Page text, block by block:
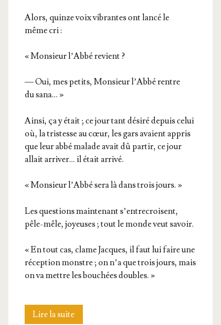
Alors, quinze voix vibrantes ont lan­cé le
même cri :
« Mon­sieur l’Ab­bé revient ?
— Oui, mes petits, Mon­sieur l’Ab­bé rentre
du sana… »
Ain­si, ça y était ; ce jour tant dési­ré depuis celui
où, la tris­tesse au cœur, les gars avaient appris
que leur abbé malade avait dû par­tir, ce jour
allait arri­ver… il était arrivé.
« Mon­sieur l’Ab­bé sera là dans trois jours. »
Les ques­tions main­te­nant s’en­tre­croisent,
pêle-mêle, joyeuses ; tout le monde veut savoir.
« En tout cas, clame Jacques, il faut lui faire une
récep­tion monstre ; on n’a que trois jours, mais
on va mettre les bou­chées doubles. »
Lire la suiteEn